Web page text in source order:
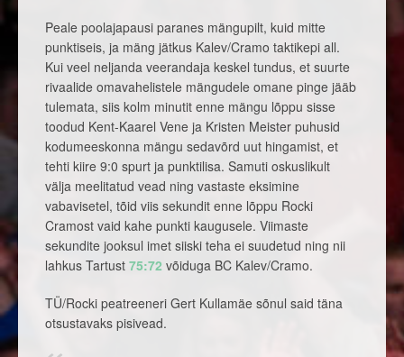
Peale poolajapausi paranes mängupilt, kuid mitte
punktiseis, ja mäng jätkus Kalev/Cramo taktikepi all.
Kui veel neljanda veerandaja keskel tundus, et suurte
rivaalide omavahelistele mängudele omane pinge jääb
tulemata, siis kolm minutit enne mängu lõppu sisse
toodud Kent-Kaarel Vene ja Kristen Meister puhusid
kodumeeskonna mängu sedavõrd uut hingamist, et
tehti kiire 9:0 spurt ja punktilisa. Samuti oskuslikult
välja meelitatud vead ning vastaste eksimine
vabavisetel, tõid viis sekundit enne lõppu Rocki
Cramost vaid kahe punkti kaugusele. Viimaste
sekundite jooksul imet siiski teha ei suudetud ning nii
lahkus Tartust 75:72 võiduga BC Kalev/Cramo.
TÜ/Rocki peatreeneri Gert Kullamäe sõnul said täna
otsustavaks pisivead.